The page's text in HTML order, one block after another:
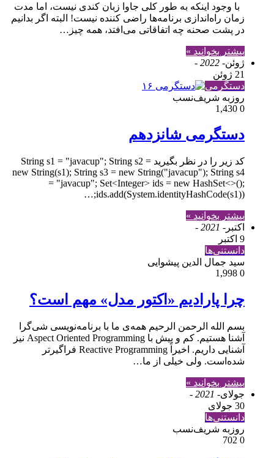
با وجود اینکه به طور کلی جاوا زبان کندی نیست، اما مدت
زمان راه‌اندازی برنامه‌ها راضی کننده نیست! البته اگر بدانیم
در پشت صحنه چه اتفاقاتی می‌افتد، همه چیز…
بیشتر بخوانید »
ژوئن- 2022 -
21 ژوئن
دستگرمی
روزبه شریف‌نسب
0
دستگرمی شانزدهم
کد زیر را در نظر بگیرید String s1 = "javacup"; String s2 =
new String(s1); String s3 = new String("javacup"); String s4
= "javacup"; Set<Integer> ids = new HashSet<>();
ids.add(System.identityHashCode(s1));…
بیشتر بخوانید »
اکتبر - 2021 -
9 اکتبر
دانستنی‌ها
سید جمال الدین پیشوایی
0
چرا پارادیم «اکتور مدل» مهم است؟
بسم الله الرحمن الرحیم ‫همه‌ی ما با برنامه‌نویسی شی‌گرا
آشنا هستیم. کم و بیش با Aspect Oriented Programming نیز
آشنایی داریم. اخیراً Reactive Programming فراگیرتر
شده‌است. ولی خیلی از ما…
بیشتر بخوانید »
جولای- 2021 -
30 جولای
دانستنی‌ها
روزبه شریف‌نسب
0